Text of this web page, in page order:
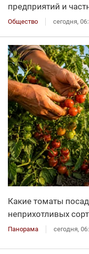
предприятий и
Общество сегодня,
Какие томаты
неприхотливых
Панорама сегодня,